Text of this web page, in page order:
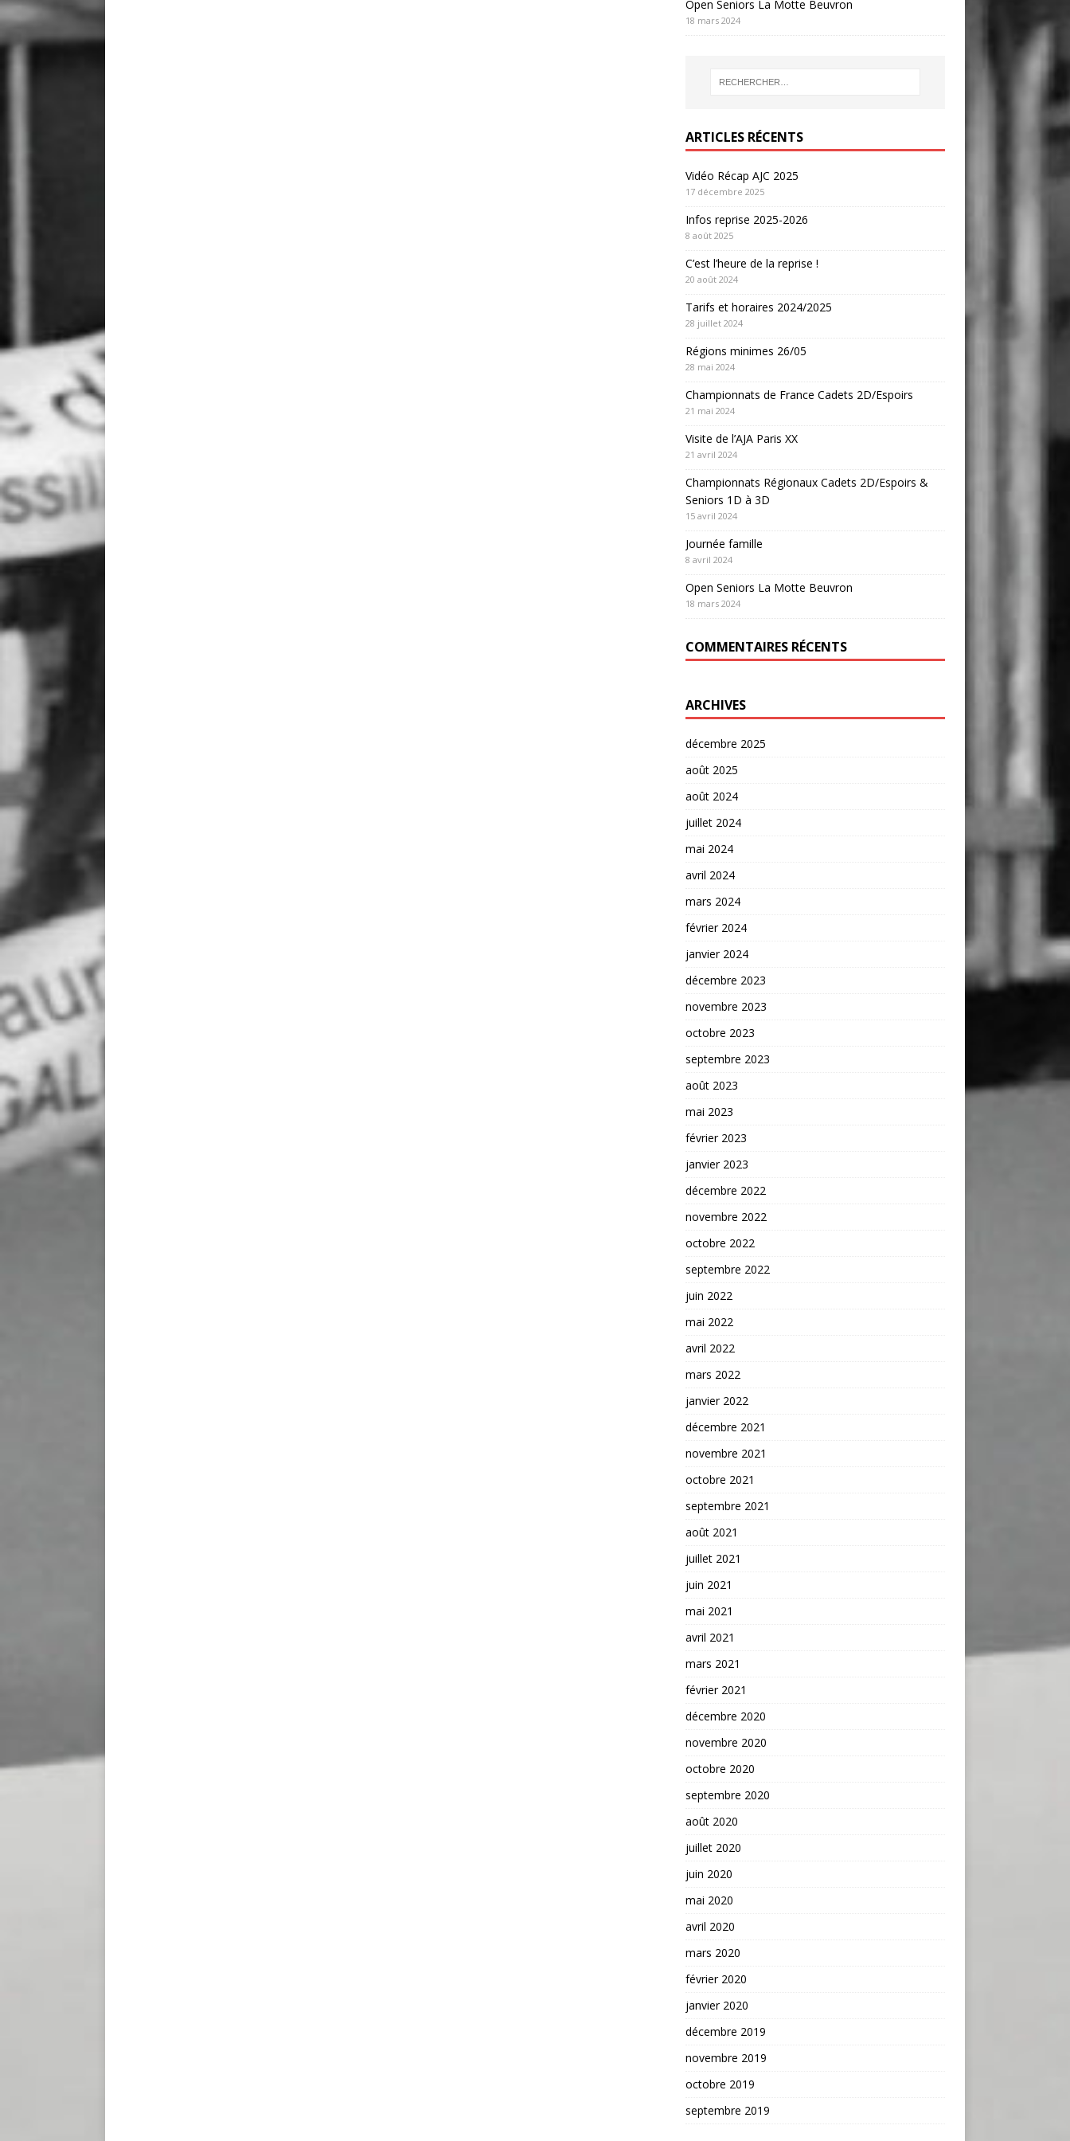
Open Seniors La Motte Beuvron
18 mars 2024
ARTICLES RÉCENTS
Vidéo Récap AJC 2025
17 décembre 2025
Infos reprise 2025-2026
8 août 2025
C’est l’heure de la reprise !
20 août 2024
Tarifs et horaires 2024/2025
28 juillet 2024
Régions minimes 26/05
28 mai 2024
Championnats de France Cadets 2D/Espoirs
21 mai 2024
Visite de l’AJA Paris XX
21 avril 2024
Championnats Régionaux Cadets 2D/Espoirs &
Seniors 1D à 3D
15 avril 2024
Journée famille
8 avril 2024
Open Seniors La Motte Beuvron
18 mars 2024
COMMENTAIRES RÉCENTS
ARCHIVES
décembre 2025
août 2025
août 2024
juillet 2024
mai 2024
avril 2024
mars 2024
février 2024
janvier 2024
décembre 2023
novembre 2023
octobre 2023
septembre 2023
août 2023
mai 2023
février 2023
janvier 2023
décembre 2022
novembre 2022
octobre 2022
septembre 2022
juin 2022
mai 2022
avril 2022
mars 2022
janvier 2022
décembre 2021
novembre 2021
octobre 2021
septembre 2021
août 2021
juillet 2021
juin 2021
mai 2021
avril 2021
mars 2021
février 2021
décembre 2020
novembre 2020
octobre 2020
septembre 2020
août 2020
juillet 2020
juin 2020
mai 2020
avril 2020
mars 2020
février 2020
janvier 2020
décembre 2019
novembre 2019
octobre 2019
septembre 2019